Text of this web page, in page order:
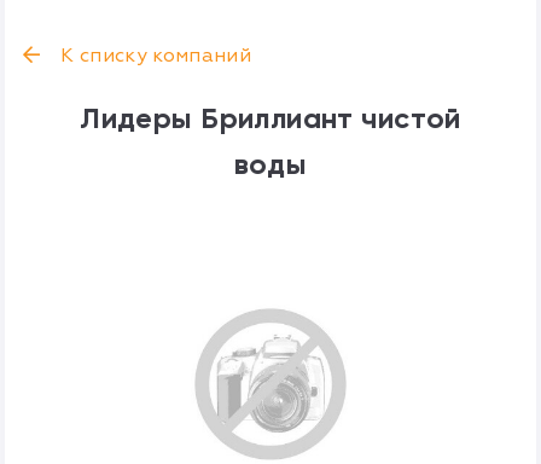
К списку компаний
Лидеры Бриллиант чистой
воды